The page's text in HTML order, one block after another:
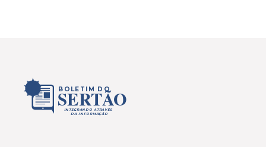
BOLETIM DO
SERTÃO
INTEGRANDO ATRAVÉS
DA INFORMAÇÃO